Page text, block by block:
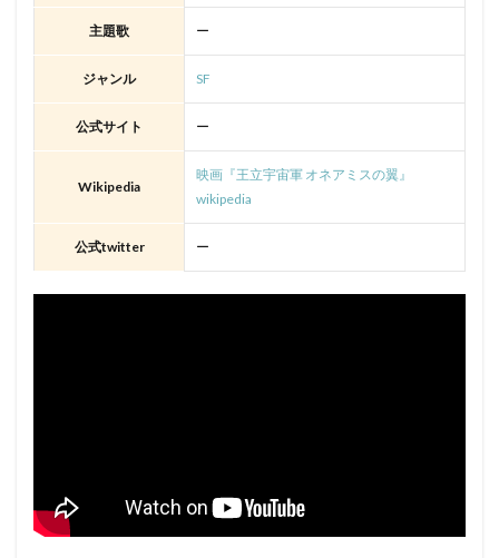
主題歌 ー
ジャンル SF
公式サイト ー
Wikipedia
映画『王立宇宙軍 オネアミスの翼』
wikipedia
公式twitter ー